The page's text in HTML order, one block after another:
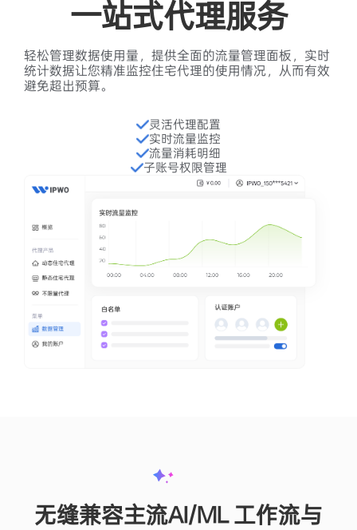
一站式代理服务
轻松管理数据使用量，提供全面的流量管理面板，实时
统计数据让您精准监控住宅代理的使用情况，从而有效
避免超出预算。
灵活代理配置
实时流量监控
流量消耗明细
子账号权限管理
无缝兼容主流AI/ML 工作流与